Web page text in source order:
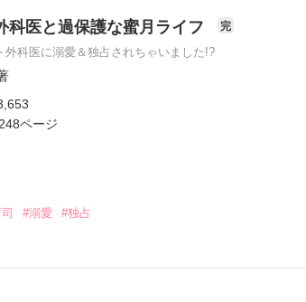
作品を読む
きたエリートドクターは、小児に向かない笑わな
係に任命されちゃった？！
科医と過保護な蜜月ライフ 完
外科医に溺愛＆独占されちゃいました!?
248ページ
#溺愛 #独占